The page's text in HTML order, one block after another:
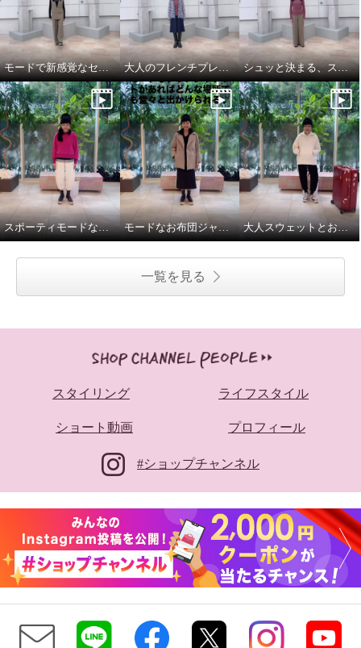
モードで新感覚なセットアップスタイル 大人のフレンチプレッピーが新トレンド シュッと決まる、スマートなパンツルック
スポーティモードな冬のお出かけスタイル モードなお布団ジャケットと大人パーカで気分上々♪ 大人スウェットとお布団ジャケットで、旅慣れた冬旅行コーデ
一覧を見る
スタイリング ライフスタイル
ショート動画 プロフィール
#ショップチャンネル